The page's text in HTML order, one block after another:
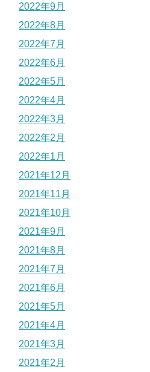
2022年9月
2022年8月
2022年7月
2022年6月
2022年5月
2022年4月
2022年3月
2022年2月
2022年1月
2021年12月
2021年11月
2021年10月
2021年9月
2021年8月
2021年7月
2021年6月
2021年5月
2021年4月
2021年3月
2021年2月